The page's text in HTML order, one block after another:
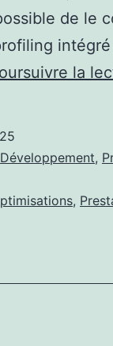
de le
intégré
la
Développement,
,